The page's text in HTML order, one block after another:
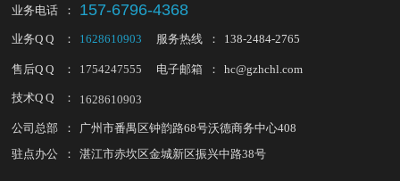
业务电话 ： 157-6796-4368
业务Q Q ： 1628610903 服务热线 ： 138-2484-2765
售后Q Q ： 1754247555 电子邮箱 ： hc@gzhchl.com
技术Q Q ： 1628610903
公司总部 ：
广州市番禺区钟韵路68号沃德商务中心408
驻点办公
： 湛江市赤坎区金城新区振兴中路38号